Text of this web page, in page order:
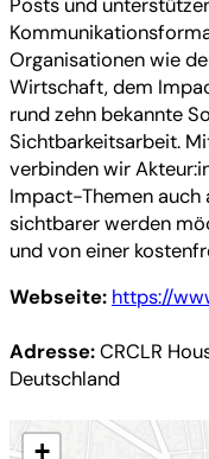
Posts und
Organisationen wie
Wirtschaft, dem
rund zehn bekannte
Sichtbarkeitsarbeit.
verbinden wir
Impact-Themen auch
sichtbarer werden
und von einer
Webseite: https://
Adresse:CRCLR
Deutschland
+